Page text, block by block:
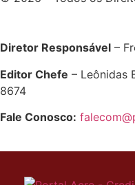
Diretor Responsável –
Editor Chefe – Leônidas
8674
Fale Conosco: